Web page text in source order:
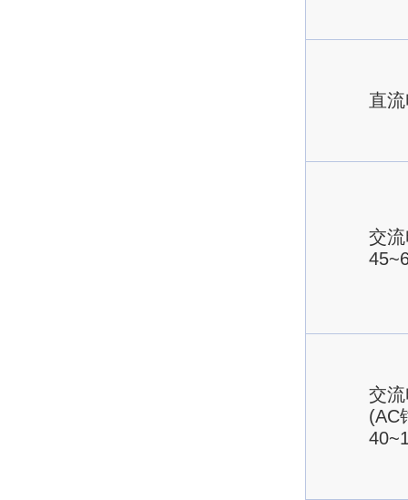
直
交
交
(AC